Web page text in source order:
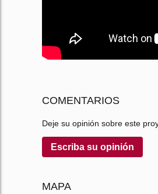
COMENTARIOS
Deje su opinión sobre este
Escriba su opinión
MAPA